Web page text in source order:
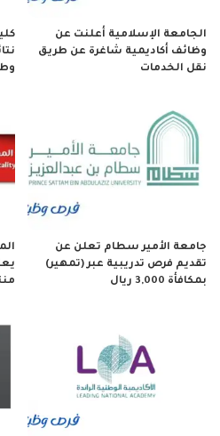
الجامعة الإسلامية أعلنت عن
وظائف أكاديمية شاغرة عن طريق
نقل الخدمات
جامعة الأمير سطام تعلن عن
تقديم فرص تدريبية عبر (تمهير)
بمكافأة 3,000 ريال